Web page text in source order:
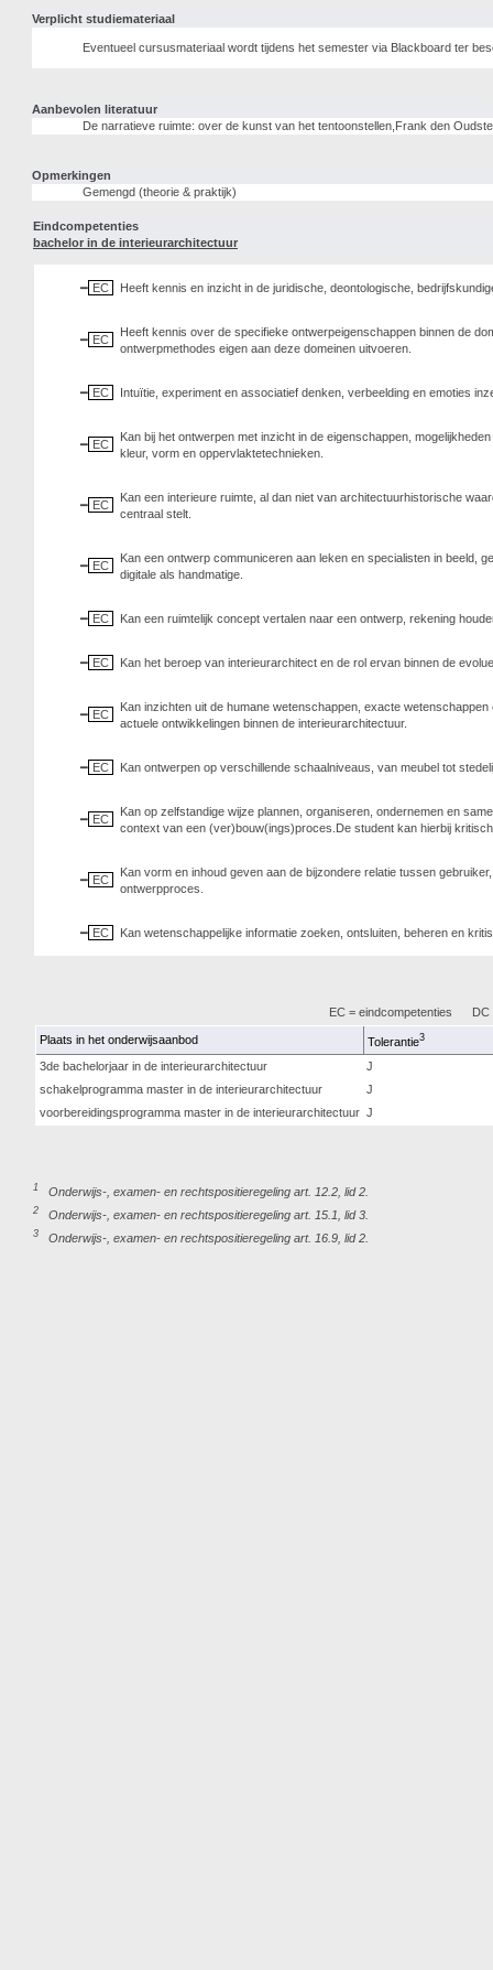
Verplicht studiemateriaal
Eventueel cursusmateriaal wordt tijdens het semester via Blackboard ter
Aanbevolen literatuur
De narratieve ruimte: over de kunst van het tentoonstellen,Frank den
Opmerkingen
Gemengd (theorie & praktijk)
Eindcompetenties
bachelor in de interieurarchitectuur
EC Heeft kennis en inzicht in de juridische, deontologische,
EC
Heeft kennis over de specifieke ontwerpeigenschappen binnen de
ontwerpmethodes eigen aan deze domeinen uitvoeren.
EC Intuïtie, experiment en associatief denken, verbeelding en emoties
EC
Kan bij het ontwerpen met inzicht in de eigenschappen,
kleur, vorm en oppervlaktetechnieken.
EC
Kan een interieure ruimte, al dan niet van architectuurhistorische
centraal stelt.
EC
Kan een ontwerp communiceren aan leken en specialisten in beeld,
digitale als handmatige.
EC Kan een ruimtelijk concept vertalen naar een ontwerp, rekening
EC Kan het beroep van interieurarchitect en de rol ervan binnen de
EC
Kan inzichten uit de humane wetenschappen, exacte
actuele ontwikkelingen binnen de interieurarchitectuur.
EC Kan ontwerpen op verschillende schaalniveaus, van meubel tot
EC
Kan op zelfstandige wijze plannen, organiseren, ondernemen en
context van een (ver)bouw(ings)proces.De student kan hierbij
EC
Kan vorm en inhoud geven aan de bijzondere relatie tussen
ontwerpproces.
EC Kan wetenschappelijke informatie zoeken, ontsluiten, beheren en
EC = eindcompetenties DC
Plaats in het onderwijsaanbod Tolerantie3
3de bachelorjaar in de interieurarchitectuur
J
schakelprogramma master in de interieurarchitectuur
J
voorbereidingsprogramma master in de interieurarchitectuur J
1 Onderwijs-, examen- en rechtspositieregeling art. 12.2, lid 2.
2 Onderwijs-, examen- en rechtspositieregeling art. 15.1, lid 3.
3 Onderwijs-, examen- en rechtspositieregeling art. 16.9, lid 2.